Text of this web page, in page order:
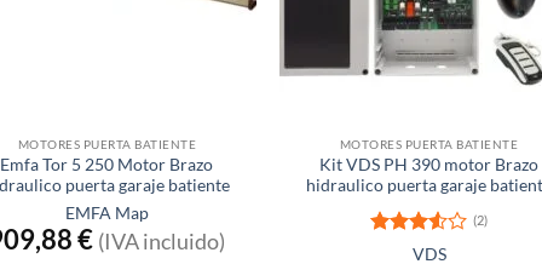
MOTORES PUERTA BATIENTE
Emfa Tor 5 250 Motor Brazo
puerta garaje batiente
EMFA Map
€ (IVA incluido)
MOTORES PUERTA BATIENTE
Kit VDS PH 390 motor Brazo
hidraulico puerta garaje
Valorad
(2)
VDS